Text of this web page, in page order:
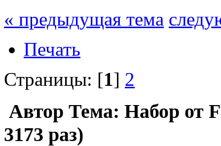
« предыдущая тема
Печать
Страницы: [1] 2
Автор Тема: Набор от
3173 раз)